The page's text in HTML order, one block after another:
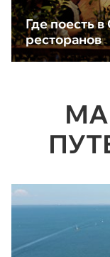
Где поесть
ресторанов